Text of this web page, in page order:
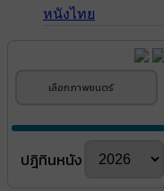
หนังไทย
เลือกภาพยนตร์
ปฎิทินหนัง